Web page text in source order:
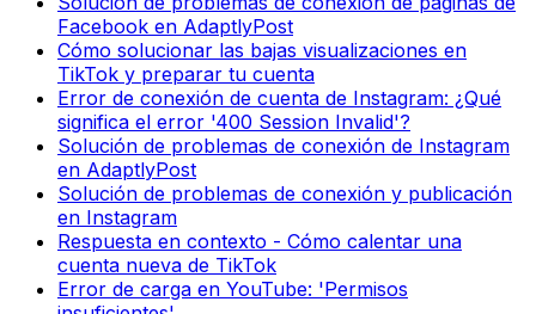
Facebook en AdaptlyPost
Cómo solucionar las bajas visualizaciones en
TikTok y preparar tu cuenta
Error de conexión de cuenta de Instagram: ¿Qué
significa el error '400 Session Invalid'?
Solución de problemas de conexión de Instagram
en AdaptlyPost
Solución de problemas de conexión y publicación
en Instagram
Respuesta en contexto - Cómo calentar una
cuenta nueva de TikTok
Error de carga en YouTube: 'Permisos